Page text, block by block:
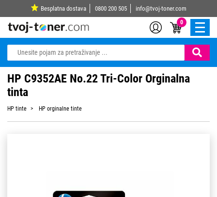
Besplatna dostava 0800 200 505 info@tvoj-toner.com
0
HP C9352AE No.22 Tri-Color Orginalna
tinta
HP tinte HP orginalne tinte